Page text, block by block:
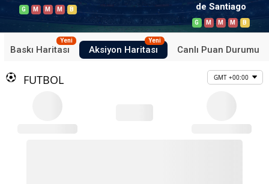
G M M M B
de Santiago
G M M M B
Baskı Haritası
Yeni
Aksiyon Haritası
Yeni
Canlı Puan Durumu
FUTBOL GMT +00:00